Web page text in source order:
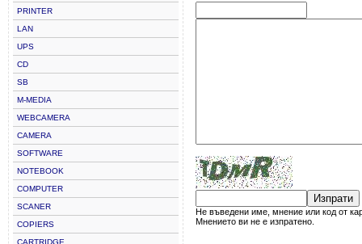
PRINTER
LAN
UPS
CD
SB
M-MEDIA
WEBCAMERA
CAMERA
SOFTWARE
NOTEBOOK
COMPUTER
SCANER
COPIERS
CARTRIDGE
Изпрати
Не въведени име, мнение или код от
Мнението ви не е изпратено.